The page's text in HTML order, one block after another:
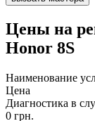
Цены на
Honor 8S
Наименование
Цена
Диагностика в
0 грн.